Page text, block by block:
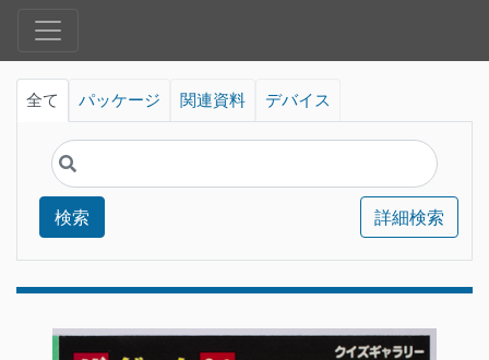
全て パッケージ 関連資料 デバイス
検索 詳細検索